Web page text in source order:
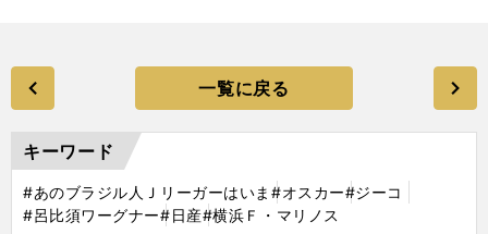
一覧に戻る
キーワード
#あのブラジル人Ｊリーガーはいま #オスカー#ジーコ
#呂比須ワーグナー#日産#横浜Ｆ・マリノス